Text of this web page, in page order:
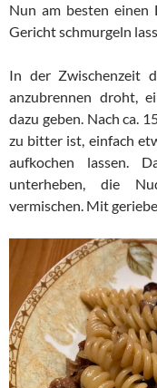
Nun am besten einen
Gericht schmurgeln
In der Zwischenzeit
anzubrennen droht,
dazu geben. Nach ca.
zu bitter ist, einfach
aufkochen lassen.
unterheben, die
vermischen. Mit